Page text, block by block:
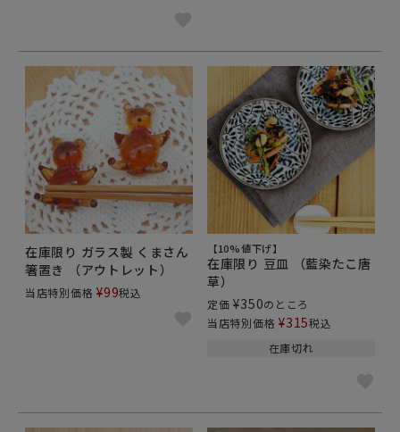
在庫限り ガラス製 くまさん
箸置き （アウトレット）
当店特別価格 ¥99税込
【10%値下げ】
在庫限り 豆皿 （藍染たこ唐
草）
定価 ¥350のところ
当店特別価格 ¥315税込
在庫切れ